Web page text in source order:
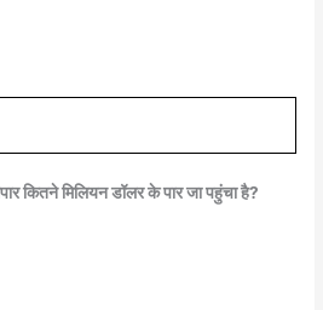
कितने मिलियन डॉलर के पार जा पहुंचा है?